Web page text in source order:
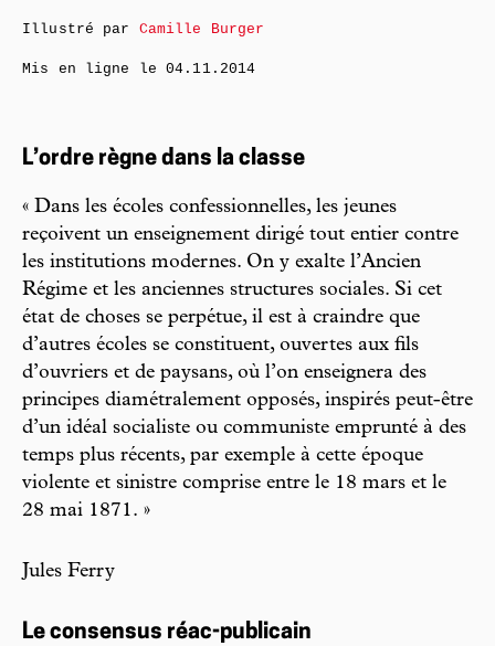
L’ordre règne dans la classe
« Dans les écoles confessionnelles, les jeunes
reçoivent un enseignement dirigé tout entier contre
les institutions modernes. On y exalte l’Ancien
Régime et les anciennes structures sociales. Si cet
état de choses se perpétue, il est à craindre que
d’autres écoles se constituent, ouvertes aux fils
d’ouvriers et de paysans, où l’on enseignera des
principes diamétralement opposés, inspirés peut-être
d’un idéal socialiste ou communiste emprunté à des
temps plus récents, par exemple à cette époque
violente et sinistre comprise entre le 18 mars et le
28 mai 1871. »
Jules Ferry
Le consensus réac-publicain
Illustré par Camille Burger
Mis en ligne le04.11.2014